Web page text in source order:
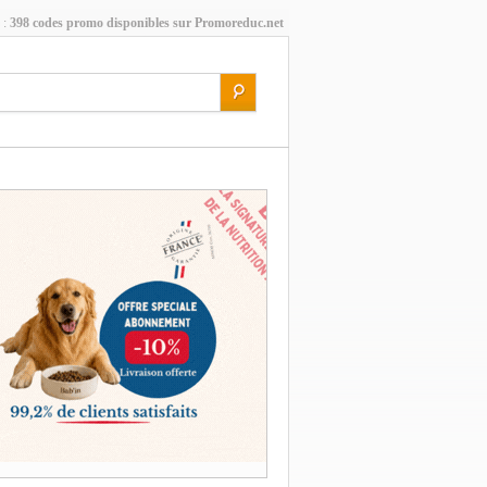
: 398 codes promo disponibles sur Promoreduc.net